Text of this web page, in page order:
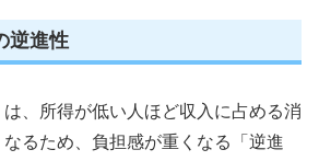
逆進性
、所得が低い人ほど収入に占める消
るため、負担感が重くなる「逆進